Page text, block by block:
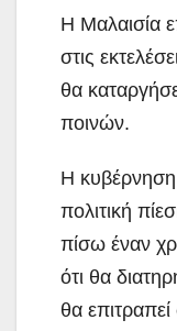
Η Μαλαισία
στις
θα
ποινών.
Η
πολιτική
πίσω έναν
ότι θα
θα